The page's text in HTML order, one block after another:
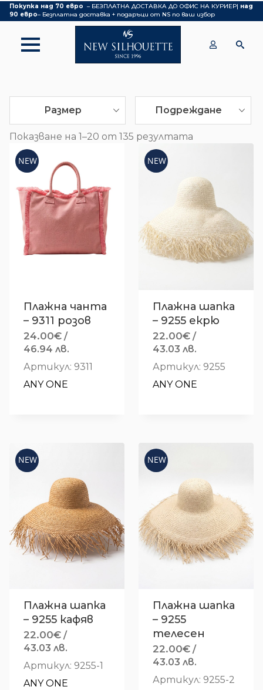
Покупка над 70 евро – БЕЗПЛАТНА ДОСТАВКА ДО ОФИС НА КУРИЕР| над
90 евро– Безплатна доставка + подаръци от NS по ваш избор
Размер Подреждане
Показване на 1–20 от 135 резултата
NEW
Плажна чанта
– 9311 розов
24.00€ /
46.94 лв.
Артикул: 9311
ANY ONE
NEW
Плажна шапка
– 9255 екрю
22.00€ /
43.03 лв.
Артикул: 9255
ANY ONE
NEW
Плажна шапка
– 9255 кафяв
22.00€ /
43.03 лв.
Артикул: 9255-1
ANY ONE
NEW
Плажна шапка
– 9255
телесен
22.00€ /
43.03 лв.
Артикул: 9255-2